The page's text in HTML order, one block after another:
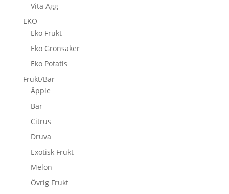
Vita Ägg
EKO
Eko Frukt
Eko Grönsaker
Eko Potatis
Frukt/Bär
Äpple
Bär
Citrus
Druva
Exotisk Frukt
Melon
Övrig Frukt